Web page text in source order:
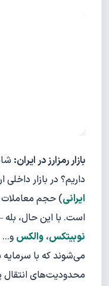
بازار رمزارز در ایران:
داریم؟ در بازار
ایرانی) حجم معاملات
است. با این حال، بله
نوبیتکس، والکس و...
می‌شوند که با سرمایه
محدودیت‌های انتقال